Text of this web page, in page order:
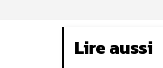
Lire aussi